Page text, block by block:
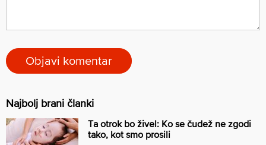
Najbolj brani članki
Ta otrok bo živel: Ko se čudež ne zgodi
tako, kot smo prosili